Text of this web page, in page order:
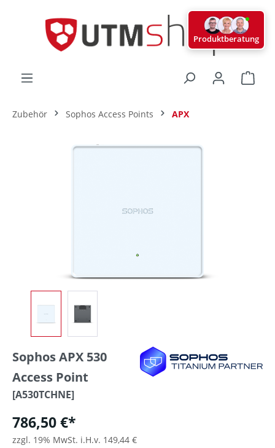
Zubehör Sophos Access Points APX
Bildergalerie überspringen
Sophos APX 530
Access Point
[A530TCHNE]
786,50 €*
zzgl. 19% MwSt. i.H.v. 149,44 €
Produktberatung